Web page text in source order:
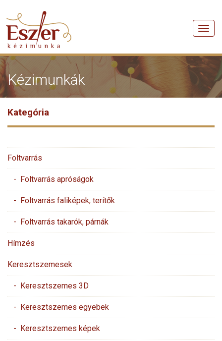
Menü
Kézimunkák
Kategória
Foltvarrás
- Foltvarrás apróságok
- Foltvarrás faliképek, terítők
- Foltvarrás takarók, párnák
Hímzés
Keresztszemesek
- Keresztszemes 3D
- Keresztszemes egyebek
- Keresztszemes képek